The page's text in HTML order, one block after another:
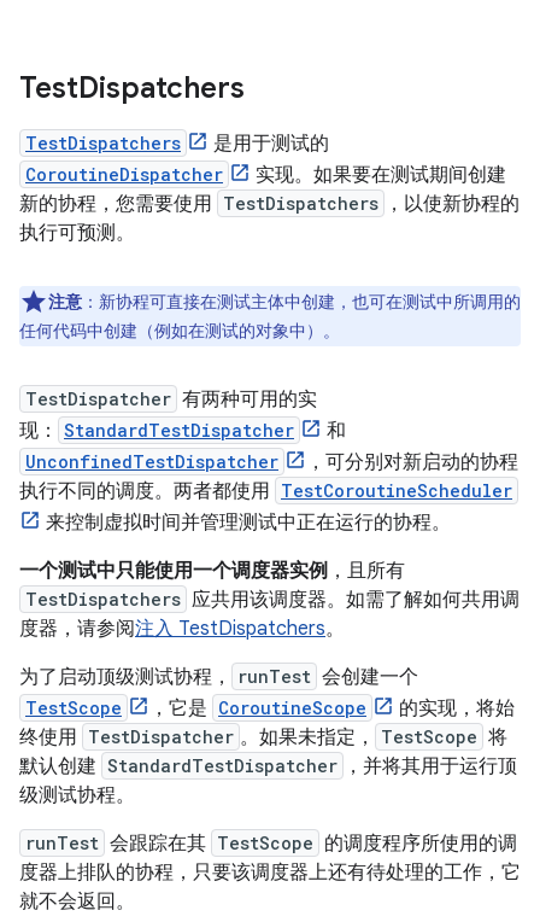
TestDispatchers
TestDispatchers 是用于测试的
CoroutineDispatcher
实现。如果要在测试期间创建
新的协程，您需要使用 TestDispatchers
，以使新协程的
执行可预测。
注意 ：新协程可直接在测试主体中创建，也可在测试中所调用的
任何代码中创建（例如在测试的对象中）。
TestDispatcher 有两种可用的实
现：
StandardTestDispatcher 和
UnconfinedTestDispatcher
，可分别对新启动的协程
执行不同的调度。两者都使用 TestCoroutineScheduler
来控制虚拟时间并管理测试中正在运行的协程。
一个测试中只能使用一个调度器实例 ，且所有
TestDispatchers 应共用该调度器。如需了解如何共用调
度器，请参阅注入 TestDispatchers。
为了启动顶级测试协程，
runTest 会创建一个
TestScope ，它是 CoroutineScope
的实现，将始
终使用 TestDispatcher 。如果未指定， TestScope 将
默认创建 StandardTestDispatcher
，并将其用于运行顶
级测试协程。
runTest 会跟踪在其 TestScope 的调度程序所使用的调
度器上排队的协程，只要该调度器上还有待处理的工作，它
就不会返回。